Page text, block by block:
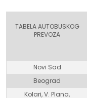
TABELA AUTOBUSKOG
PREVOZA
Novi Sad
Beograd
Kolari, V. Plana,